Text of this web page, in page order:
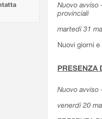
Nuovo
provinciali
martedì 31
Nuovi giorni
PRESENZA
Nuovo avviso
venerdì 20